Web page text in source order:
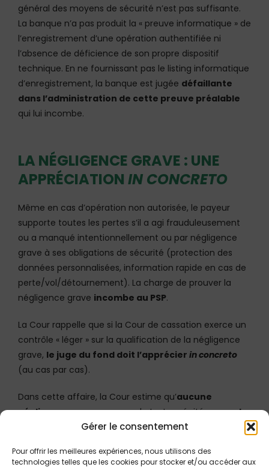
Gérer le consentement
Pour offrir les meilleures expériences, nous utilisons des
technologies telles que les cookies pour stocker et/ou accéder aux
général des moyens de sécurité n’est pas suffisante.
La banque n’a pas produit la « preuve informatique » de
l’enregistrement d’une opération authentifiée ni
l’absence de déficience de son propre dispositif
technique. En ne fournissant pas le listing informatique
d’enregistrement, la banque est jugée défaillante
dans l’administration de cette preuve préalable
qui lui incombe.
LA NÉGLIGENCE GRAVE : UNE
APPRÉCIATION IN CONCRETO
Même en cas d’opération non autorisée, le payeur
supporte toutes les pertes s’il a agi frauduleusement
ou a manqué intentionnellement ou par négligence
grave à ses obligations de sécurité (protection des
données personnalisées, information rapide en cas de
perte/vol/détournement). La charge de prouver la
négligence grave incombe au PSP.
La Cour rappelle que si la Cour de cassation exerce un
contrôle « léger » sur la qualification de la négligence
grave, le juge du fond doit l’apprécier in concreto
(au cas par cas).
Dans cette affaire, la Cour estime qu’aucune
négligence graveau sens du texte préciténe peut
être imputée au titulaire d’un compte qui,
faisant passer pour un préposé de sa banque dont